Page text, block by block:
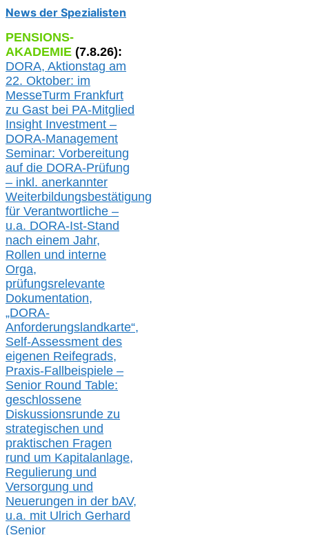
News der Spezialisten
PENSIONS-
AKADEMIE (7.8.26):
DORA, Aktionstag am
22. Oktober: im
MesseTurm Frankfurt
zu Gast bei PA-Mitglied
Insight Investment –
DORA-Management
Seminar: Vorbereitung
auf die DORA-Prüfung
– inkl. anerkannter
Weiterbildungsbestätigung
für Verantwortliche –
u.a. DORA-Ist-Stand
nach einem Jahr,
Rollen und interne
Orga,
prüfungsrelevante
Dokumentation,
„DORA-
Anforderungslandkarte“,
Self-Assessment des
eigenen Reifegrads,
Praxis-Fallbeispiele –
Senior Round Table:
geschlossene
Diskussionsrunde zu
strategischen und
praktischen Fragen
rund um Kapitalanlage,
Regulierung und
Versorgung und
Neuerungen in der bAV,
u.a. mit Ulrich Gerhard
(Senior